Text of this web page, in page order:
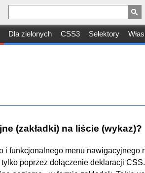
Dla zielonych CSS3 Selektory
(zakładki) na liście (wykaz)?
i funkcjonalnego menu nawigacyjnego
tylko poprzez dołączenie deklaracji